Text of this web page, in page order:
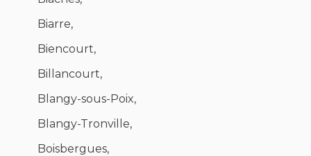
Biarre,
Biencourt,
Billancourt,
Blangy-sous-Poix,
Blangy-Tronville,
Boisbergues,